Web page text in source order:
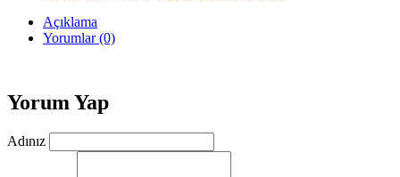
Açıklama
Yorumlar (0)
Yorum Yap
Adınız